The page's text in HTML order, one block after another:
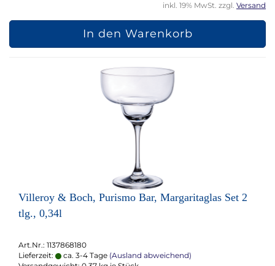
inkl. 19% MwSt. zzgl. Versand
In den Warenkorb
Villeroy & Boch, Purismo Bar, Margaritaglas Set 2
tlg., 0,34l
Art.Nr.: 1137868180
Lieferzeit:
ca. 3-4 Tage (Ausland abweichend)